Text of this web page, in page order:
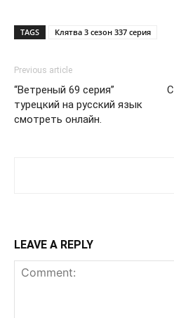
TAGS Клятва 3 сезон 337 серия
Previous article
“Ветреный 69 серия”
турецкий на русский язык
смотреть онлайн.
LEAVE A REPLY